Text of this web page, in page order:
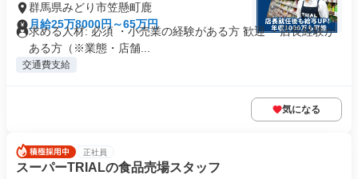
群馬県みどり市笠懸町鹿
月給25万8000円～65万円
求める人材: 必須 ・小売業の経験がある方 歓迎 ・店長経験が
ある方（※業態・店舗...
交通費支給
気になる
正社員
スーパーTRIALの食品売場スタッフ